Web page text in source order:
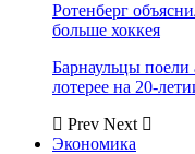
Ротенберг
больше хоккея
Барнаульцы поели
лотерее на 20-
Prev Next
Экономика